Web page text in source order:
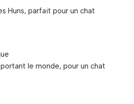
Huns, parfait pour un chat
le monde, pour un chat